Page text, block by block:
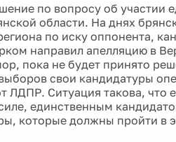
по вопросу об участии
области. На днях
по иску оппонента,
направил апелляцию в
пока не будет принято
свои кандидатуры
ЛДПР. Ситуация такова, что
единственным
которые должны пройти в